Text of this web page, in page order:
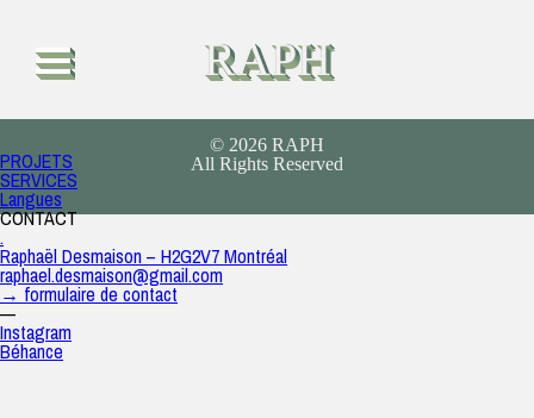
PROJETS
SERVICES
Langues
CONTACT
.
Raphaël Desmaison – H2G2V7 Montréal
raphael.desmaison@gmail.com
→ formulaire de contact
—
Instagram
Béhance
RAPH
← Annie Trudeau Coaching
Under Pressure →
© 2026 RAPH
All Rights Reserved